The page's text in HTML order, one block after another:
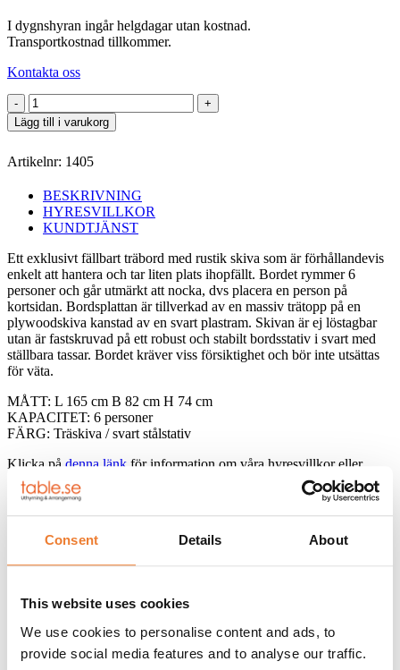
Consent Details About
This website uses cookies
We use cookies to personalise content and ads, to
provide social media features and to analyse our traffic.
I dygnshyran ingår helgdagar utan kostnad.
Transportkostnad tillkommer.
Kontakta oss
Rustikt
fällbord
165x82
mängd
Lägg till i varukorg
Artikelnr: 1405
BESKRIVNING
HYRESVILLKOR
KUNDTJÄNST
Ett exklusivt fällbart träbord med rustik skiva som är förhållandevis
enkelt att hantera och tar liten plats ihopfällt. Bordet rymmer 6
personer och går utmärkt att nocka, dvs placera en person på
kortsidan. Bordsplattan är tillverkad av en massiv trätopp på en
plywoodskiva kanstad av en svart plastram. Skivan är ej löstagbar
utan är fastskruvad på ett robust och stabilt bordsstativ i svart med
ställbara tassar. Bordet kräver viss försiktighet och bör inte utsättas
för väta.
MÅTT: L 165 cm B 82 cm H 74 cm
KAPACITET: 6 personer
FÄRG: Träskiva / svart stålstativ
Klicka på denna länk för information om våra hyresvillkor eller
ladda ner pdfen
Telefon:08-50 000 450
(tryck 1 i växelmenyn)
RELATERADE PRODUKTER